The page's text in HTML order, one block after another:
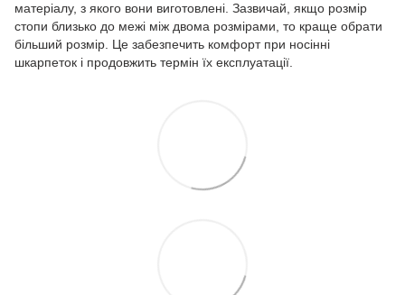
матеріалу, з якого вони виготовлені. Зазвичай, якщо розмір
стопи близько до межі між двома розмірами, то краще обрати
більший розмір. Це забезпечить комфорт при носінні
шкарпеток і продовжить термін їх експлуатації.